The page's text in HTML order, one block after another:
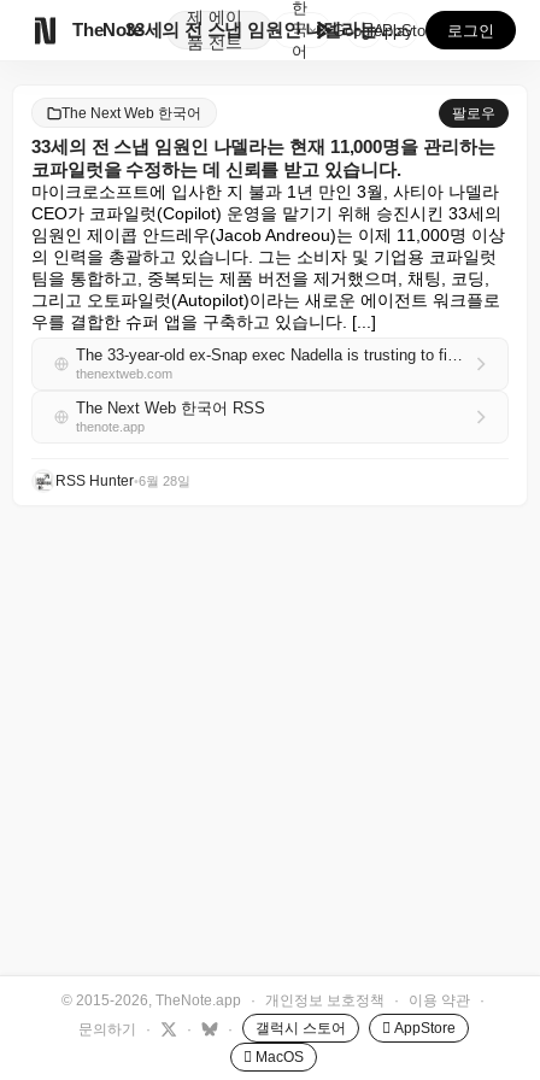
TheNote
제
품
에이
전트
33세의 전 스냅 임원인 나델라는 현재 11,000명을...
한
국
어
GooglePlay
AppStore 로그인
The Next Web 한국어 팔로우
33세의 전 스냅 임원인 나델라는 현재 11,000명을 관리하는
코파일럿을 수정하는 데 신뢰를 받고 있습니다.
마이크로소프트에 입사한 지 불과 1년 만인 3월, 사티아 나델라
CEO가 코파일럿(Copilot) 운영을 맡기기 위해 승진시킨 33세의
임원인 제이콥 안드레우(Jacob Andreou)는 이제 11,000명 이상
의 인력을 총괄하고 있습니다. 그는 소비자 및 기업용 코파일럿
팀을 통합하고, 중복되는 제품 버전을 제거했으며, 채팅, 코딩,
그리고 오토파일럿(Autopilot)이라는 새로운 에이전트 워크플로
우를 결합한 슈퍼 앱을 구축하고 있습니다. [...]
The 33-year-old ex-Snap exec Nadella is trusting to fix Copilot now oversees 11,000 people
thenextweb.com
The Next Web 한국어 RSS
thenote.app
RSS Hunter•6월 28일
© 2015-2026, TheNote.app · 개인정보 보호정책 · 이용 약관
·
문의하기
· · · 갤럭시 스토어
 AppStore
 MacOS